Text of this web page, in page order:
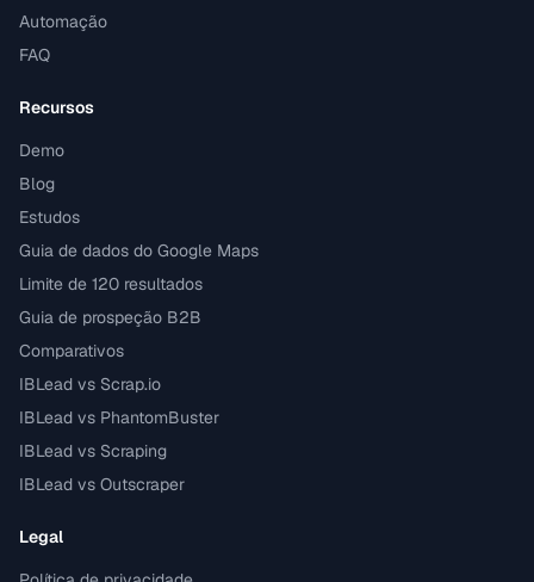
Automação
FAQ
Recursos
Demo
Blog
Estudos
Guia de dados do Google Maps
Limite de 120 resultados
Guia de prospeção B2B
Comparativos
IBLead vs Scrap.io
IBLead vs PhantomBuster
IBLead vs Scraping
IBLead vs Outscraper
Legal